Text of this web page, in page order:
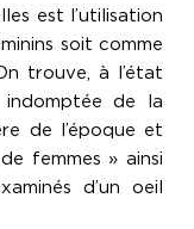
est l’utilisation
soit comme
trouve, à l’état
de la
de l’époque et
femmes » ainsi
d’un oeil